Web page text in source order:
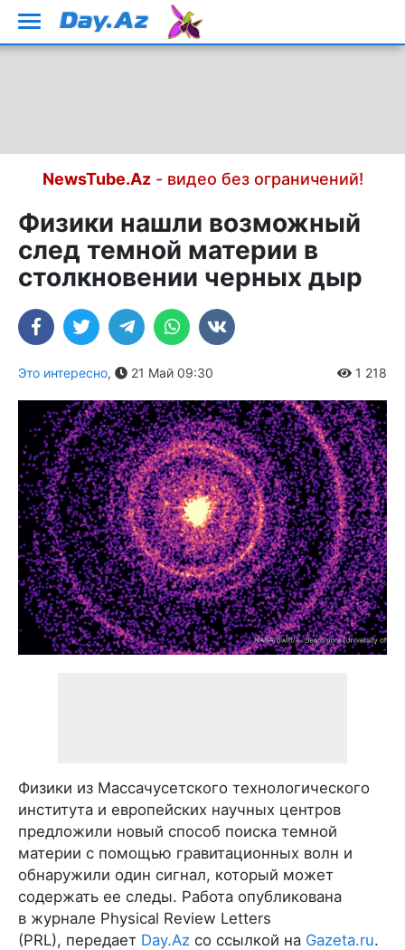
NewsTube.Az- видео без ограничений!
Физики нашли возможный
след темной материи в
столкновении черных дыр
Это интересно, 21 Май 09:30 1 218
Физики из Массачусетского технологического
института и европейских научных центров
предложили новый способ поиска темной
материи с помощью гравитационных волн и
обнаружили один сигнал, который может
содержать ее следы. Работа опубликована
в журнале Physical Review Letters
(PRL), передает Day.Az со ссылкой на Gazeta.ru.